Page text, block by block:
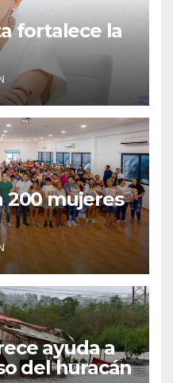
fortalece la
200 mujeres
ayuda a
del huracán